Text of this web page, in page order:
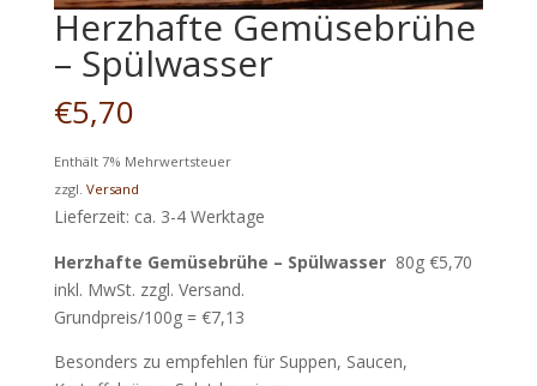
Herzhafte Gemüsebrühe
– Spülwasser
€5,70
Enthält 7% Mehrwertsteuer
zzgl. Versand
Lieferzeit: ca. 3-4 Werktage
Herzhafte Gemüsebrühe – Spülwasser 80g €5,70
inkl. MwSt. zzgl. Versand.
Grundpreis/100g = €7,13
Besonders zu empfehlen für Suppen, Saucen,